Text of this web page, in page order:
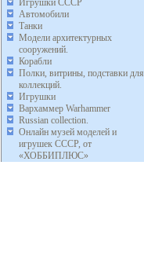
Игрушки СССР
Автомобили
Танки
Модели архитектурных
сооружений.
Корабли
Полки, витрины, подставки для
коллекций.
Игрушки
Вархаммер Warhammer
Russian collection.
Онлайн музей моделей и
игрушек СССР, от
«ХОББИПЛЮС»